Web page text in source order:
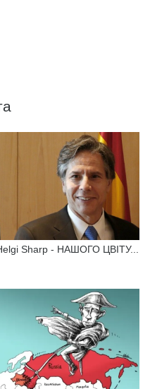
Sharp - НАШОГО ЦВІТУ...